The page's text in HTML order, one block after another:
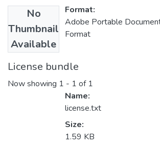
No
Thumbnail
Available
Format:
Adobe Portable
Format
License bundle
Now showing 1 - 1 of 1
Name:
license.txt
Size:
1.59 KB